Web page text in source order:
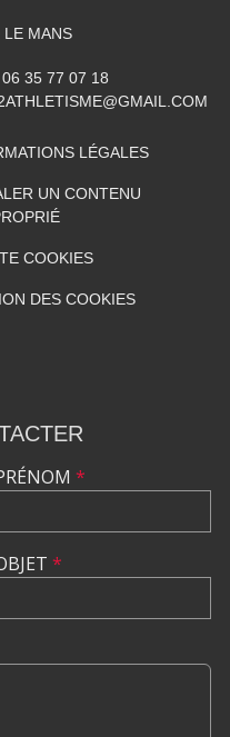
LE MANS
06 35 77 07 18
LÉGALES
UN CONTENU
COOKIES
DES COOKIES
*
*